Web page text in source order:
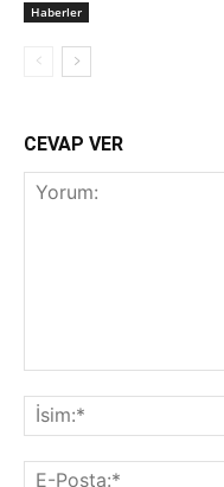
Haberler
CEVAP VER